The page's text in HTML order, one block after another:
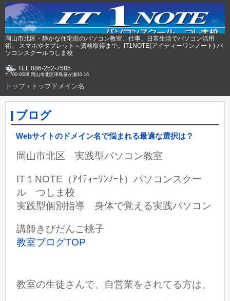
岡山市北区・静かな住宅街のパソコン教室。仕事、日常生活でパソコン活用
術。 スマホやタブレット～資格取得まで。IT1NOTE(アイティーワンノート) パ
ソコンスクールつしま校
TEL.086-252-7585
〒700-0088 岡山市北区津島笹が瀬10-16
トップ› トップドメイン名
ブログ
Webサイトのドメイン名で悩まれる最適な選択は？
岡山市北区 実践型パソコン教室
IT１NOTE（ｱｲﾃｨｰﾜﾝﾉｰﾄ）パソコンスクー
ル つしま校
実践型個別指導 身体で覚える実践パソコン
講師きびだんご桃子
教室ブログTOP
教室の生徒さんで、自営業をされてる方は、